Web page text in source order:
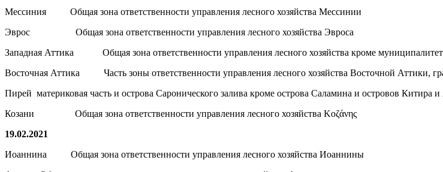
Мессиния Общая зона ответственности управления лесного хозяйства Мессинии
Эврос Общая зона ответственности управления лесного хозяйства Эвроса
Западная Аттика Общая зона ответственности управления лесного хозяйства кроме
Восточная Аттика Часть зоны ответственности управления лесного хозяйства Восточной Аттики,
Пирей материковая часть и острова Саронического залива кроме острова Саламина и островов Китира
Козани Общая зона ответственности управления лесного хозяйства Κοζάνης
19.02.2021
Иоаннина Общая зона ответственности управления лесного хозяйства Иоаннины